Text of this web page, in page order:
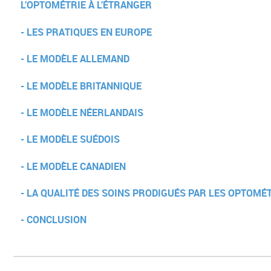
L’OPTOMÉTRIE À L’ÉTRANGER
- LES PRATIQUES EN EUROPE
- LE MODÈLE ALLEMAND
- LE MODÈLE BRITANNIQUE
- LE MODÈLE NÉERLANDAIS
- LE MODÈLE SUÉDOIS
- LE MODÈLE CANADIEN
- LA QUALITÉ DES SOINS PRODIGUÉS PAR LES
- CONCLUSION